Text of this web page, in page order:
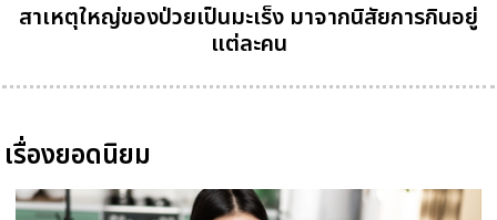
สาเหตุใหญ่ของป่วยเป็นมะเร็ง มาจากนิสัยการกินอยู่
แต่ละคน
เรื่องยอดนิยม